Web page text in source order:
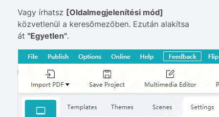
Vagy írhatsz [Oldalmegjelenítési mód]
közvetlenül a keresőmezőben. Ezután alakítsa
át "Egyetlen".